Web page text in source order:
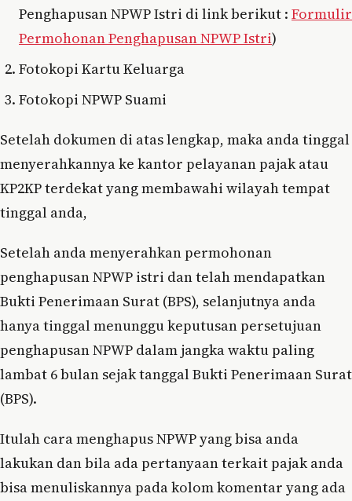
Penghapusan NPWP Istri di link berikut : Formulir
Permohonan Penghapusan NPWP Istri)
Fotokopi Kartu Keluarga
Fotokopi NPWP Suami
Setelah dokumen di atas lengkap, maka anda tinggal
menyerahkannya ke kantor pelayanan pajak atau
KP2KP terdekat yang membawahi wilayah tempat
tinggal anda,
Setelah anda menyerahkan permohonan
penghapusan NPWP istri dan telah mendapatkan
Bukti Penerimaan Surat (BPS), selanjutnya anda
hanya tinggal menunggu keputusan persetujuan
penghapusan NPWP dalam jangka waktu paling
lambat 6 bulan sejak tanggal Bukti Penerimaan Surat
(BPS).
Itulah cara menghapus NPWP yang bisa anda
lakukan dan bila ada pertanyaan terkait pajak anda
bisa menuliskannya pada kolom komentar yang ada